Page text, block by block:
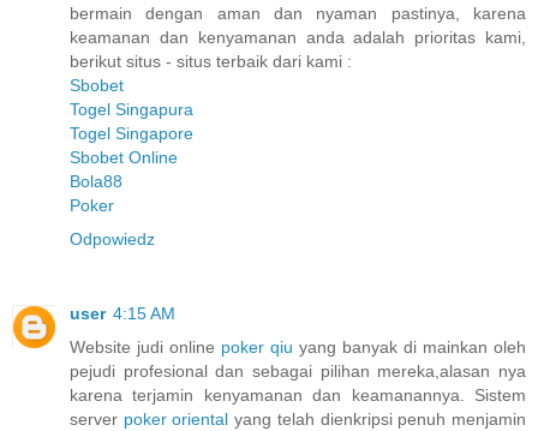
bermain dengan aman dan nyaman pastinya, karena
keamanan dan kenyamanan anda adalah prioritas kami,
berikut situs - situs terbaik dari kami :
Sbobet
Togel Singapura
Togel Singapore
Sbobet Online
Bola88
Poker
Odpowiedz
user 4:15 AM
Website judi online poker qiu yang banyak di mainkan oleh
pejudi profesional dan sebagai pilihan mereka,alasan nya
karena terjamin kenyamanan dan keamanannya. Sistem
server poker oriental yang telah dienkripsi penuh menjamin